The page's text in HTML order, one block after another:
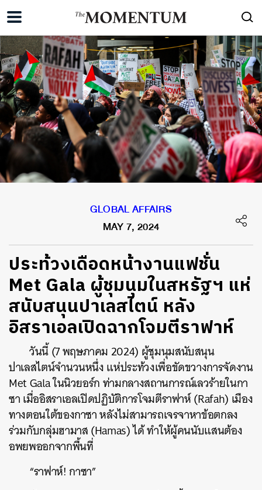
GLOBAL AFFAIRS
MAY 7, 2024
ประท้วงเดือดหน้างานแฟชั่น
Met Gala ผู้ชุมนุมในสหรัฐฯ แห่
สนับสนุนปาเลสไตน์ หลัง
อิสราเอลเปิดฉากโจมตีราฟาห์
วันนี้ (7 พฤษภาคม 2024) ผู้ชุมนุมสนับสนุน
ปาเลสไตน์จำนวนหนึ่ง แห่ประท้วงเพื่อขัดขวางการจัดงาน
Met Gala ในนิวยอร์ก ท่ามกลางสถานการณ์เลวร้ายในกา
ซา เมื่ออิสราเอลเปิดปฏิบัติการโจมตีราฟาห์ (Rafah) เมือง
ทางตอนใต้ของกาซา หลังไม่สามารถเจรจาหาข้อตกลง
ร่วมกับกลุ่มฮามาส (Hamas) ได้ ทำให้ผู้คนนับแสนต้อง
อพยพออกจากพื้นที่
“ราฟาห์! กาซา”